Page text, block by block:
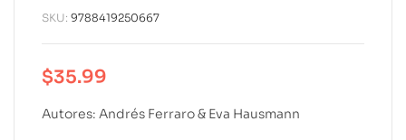
SKU: 9788419250667
$35.99
Autores: Andrés Ferraro & Eva Hausmann